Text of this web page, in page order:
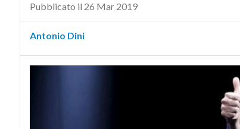
Pubblicato il 26 Mar 2019
Antonio Dini